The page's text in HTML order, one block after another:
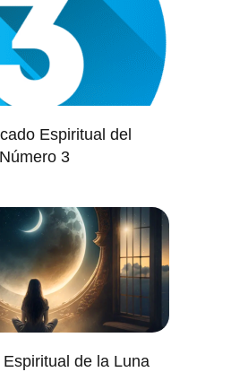
Espiritual del
Número 3
de la Luna